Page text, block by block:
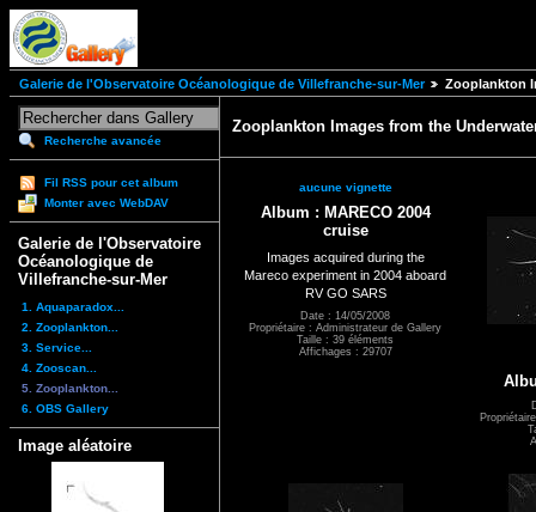
Galerie de l'Observatoire Océanologique de Villefranche-sur-Mer Zooplankton
Recherche avancée
Fil RSS pour cet album
Monter avec WebDAV
Galerie de l'Observatoire
Océanologique de
Villefranche-sur-Mer
1. Aquaparadox...
2. Zooplankton...
3. Service...
4. Zooscan...
5. Zooplankton...
6. OBS Gallery
Image aléatoire
Zooplankton Images from the
aucune vignette
Album : MARECO 2004
cruise
Images acquired during the
Mareco experiment in 2004 aboard
RV GO SARS
Date : 14/05/2008
Propriétaire : Administrateur de Gallery
Taille : 39 éléments
Affichages : 29707